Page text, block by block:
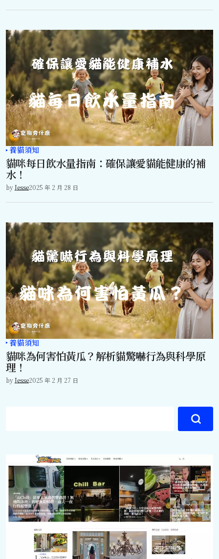
養貓須知
貓咪每日飲水量指南：確保讓愛貓能健康的補
水！
byJesse2025 年 2 月 28 日
養貓須知
貓咪為何害怕黃瓜？解析貓驚嚇行為與科學原
理！
byJesse2025 年 2 月 27 日